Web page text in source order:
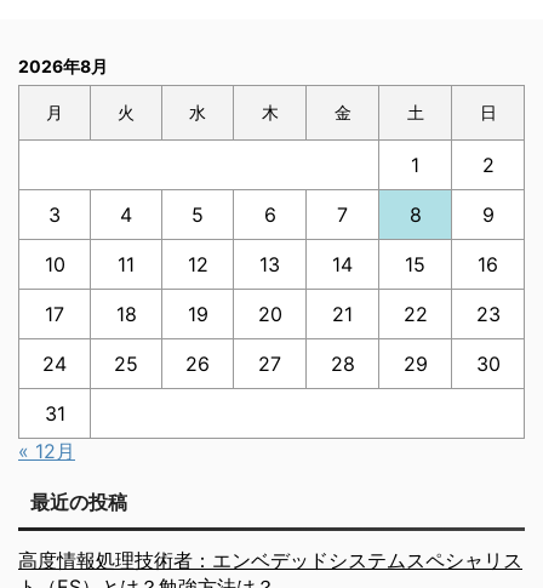
2026年8月
月 火 水 木 金 土 日
1 2
3 4 5 6 7 8 9
10 11 12 13 14 15 16
17 18 19 20 21 22 23
24 25 26 27 28 29 30
31
« 12月
最近の投稿
高度情報処理技術者：エンベデッドシステムスペシャリス